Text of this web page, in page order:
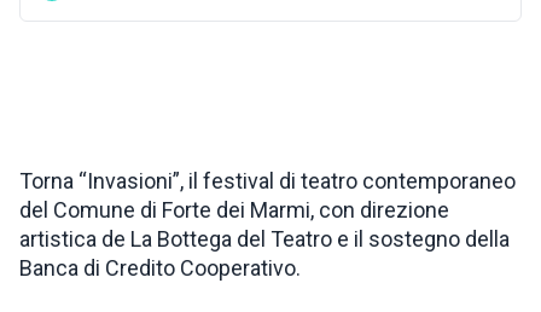
Torna “Invasioni”, il festival di teatro contemporaneo
del Comune di Forte dei Marmi, con direzione
artistica de La Bottega del Teatro e il sostegno della
Banca di Credito Cooperativo.